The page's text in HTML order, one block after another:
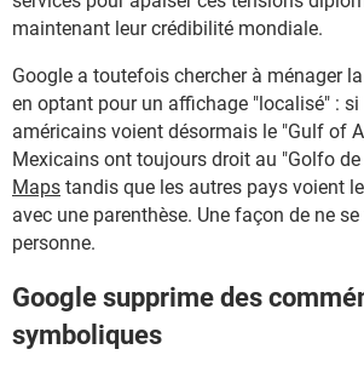
maintenant leur crédibilité mondiale.
Google a toutefois chercher à ménager
en optant pour un affichage "localisé" :
américains voient désormais le "Gulf of
Mexicains ont toujours droit au "Golfo
Maps tandis que les autres pays voient
avec une parenthèse. Une façon de ne
personne.
Google supprime des
symboliques